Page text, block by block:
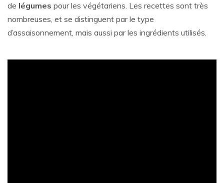
de légumes pour les végétariens. Les recettes sont très
nombreuses, et se distinguent par le type
d’assaisonnement, mais aussi par les ingrédients utilisés.